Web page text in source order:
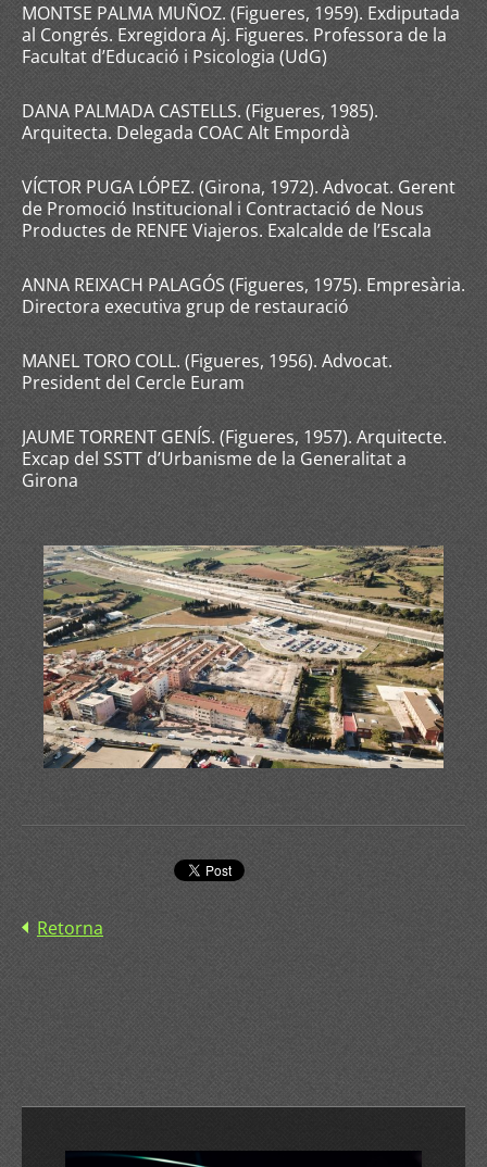
MONTSE PALMA MUÑOZ. (Figueres, 1959). Exdiputada
al Congrés. Exregidora Aj. Figueres. Professora de la
Facultat d’Educació i Psicologia (UdG)
DANA PALMADA CASTELLS. (Figueres, 1985).
Arquitecta. Delegada COAC Alt Empordà
VÍCTOR PUGA LÓPEZ. (Girona, 1972). Advocat. Gerent
de Promoció Institucional i Contractació de Nous
Productes de RENFE Viajeros. Exalcalde de l’Escala
ANNA REIXACH PALAGÓS (Figueres, 1975). Empresària.
Directora executiva grup de restauració
MANEL TORO COLL. (Figueres, 1956). Advocat.
President del Cercle Euram
JAUME TORRENT GENÍS. (Figueres, 1957). Arquitecte.
Excap del SSTT d’Urbanisme de la Generalitat a
Girona
Retorna